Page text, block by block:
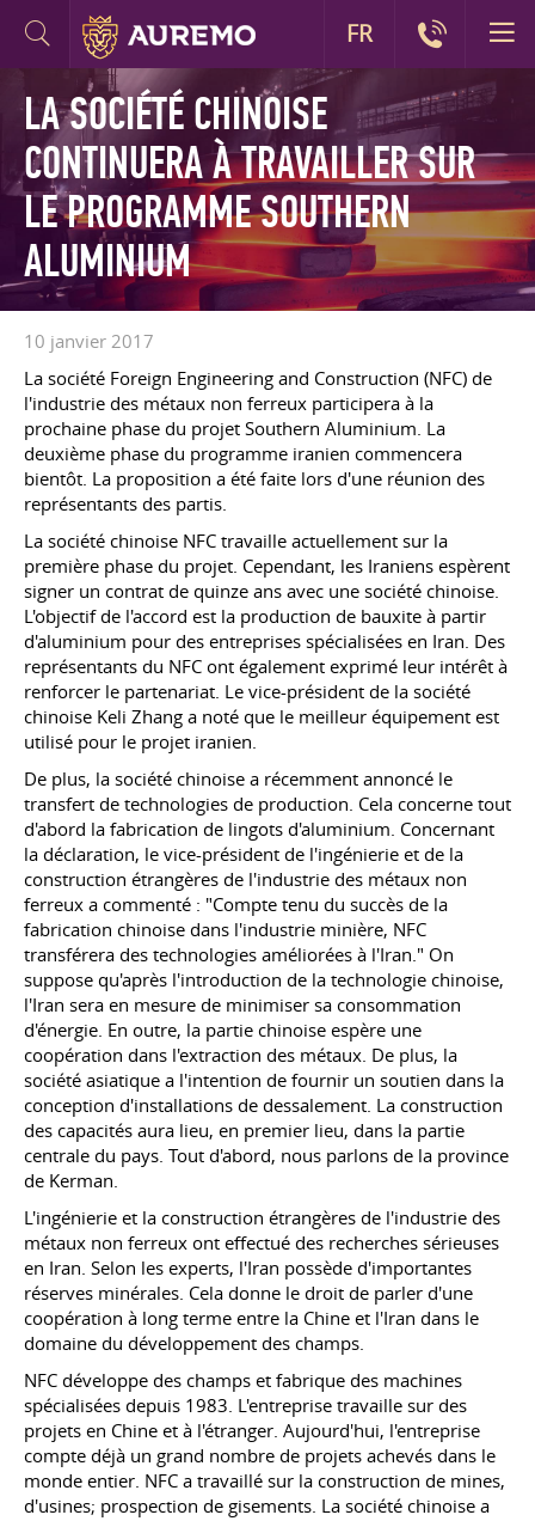
LA SOCIÉTÉ CHINOISE
CONTINUERA À TRAVAILLER SUR
LE PROGRAMME SOUTHERN
ALUMINIUM
10 janvier 2017
La société Foreign Engineering and Construction (NFC) de
l'industrie des métaux non ferreux participera à la
prochaine phase du projet Southern Aluminium. La
deuxième phase du programme iranien commencera
bientôt. La proposition a été faite lors d'une réunion des
représentants des partis.
La société chinoise NFC travaille actuellement sur la
première phase du projet. Cependant, les Iraniens espèrent
signer un contrat de quinze ans avec une société chinoise.
L'objectif de l'accord est la production de bauxite à partir
d'aluminium pour des entreprises spécialisées en Iran. Des
représentants du NFC ont également exprimé leur intérêt à
renforcer le partenariat. Le vice-président de la société
chinoise Keli Zhang a noté que le meilleur équipement est
utilisé pour le projet iranien.
De plus, la société chinoise a récemment annoncé le
transfert de technologies de production. Cela concerne tout
d'abord la fabrication de lingots d'aluminium. Concernant
la déclaration, le vice-président de l'ingénierie et de la
construction étrangères de l'industrie des métaux non
ferreux a commenté : "Compte tenu du succès de la
fabrication chinoise dans l'industrie minière, NFC
transférera des technologies améliorées à l'Iran." On
suppose qu'après l'introduction de la technologie chinoise,
l'Iran sera en mesure de minimiser sa consommation
d'énergie. En outre, la partie chinoise espère une
coopération dans l'extraction des métaux. De plus, la
société asiatique a l'intention de fournir un soutien dans la
conception d'installations de dessalement. La construction
des capacités aura lieu, en premier lieu, dans la partie
centrale du pays. Tout d'abord, nous parlons de la province
de Kerman.
L'ingénierie et la construction étrangères de l'industrie des
métaux non ferreux ont effectué des recherches sérieuses
en Iran. Selon les experts, l'Iran possède d'importantes
réserves minérales. Cela donne le droit de parler d'une
coopération à long terme entre la Chine et l'Iran dans le
domaine du développement des champs.
NFC développe des champs et fabrique des machines
spécialisées depuis 1983. L'entreprise travaille sur des
projets en Chine et à l'étranger. Aujourd'hui, l'entreprise
compte déjà un grand nombre de projets achevés dans le
monde entier. NFC a travaillé sur la construction de mines,
d'usines; prospection de gisements. La société chinoise a
FR